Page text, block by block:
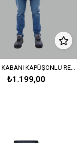
₺1.199,00